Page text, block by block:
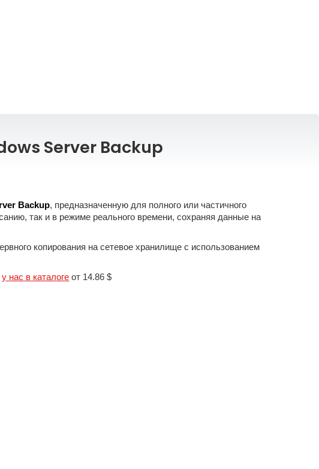
Server Backup
Backup, предназначенную для полного или частичного
так и в режиме реального времени, сохраняя данные на
копирования на сетевое хранилище с использованием
у нас в каталоге от 14.86 $